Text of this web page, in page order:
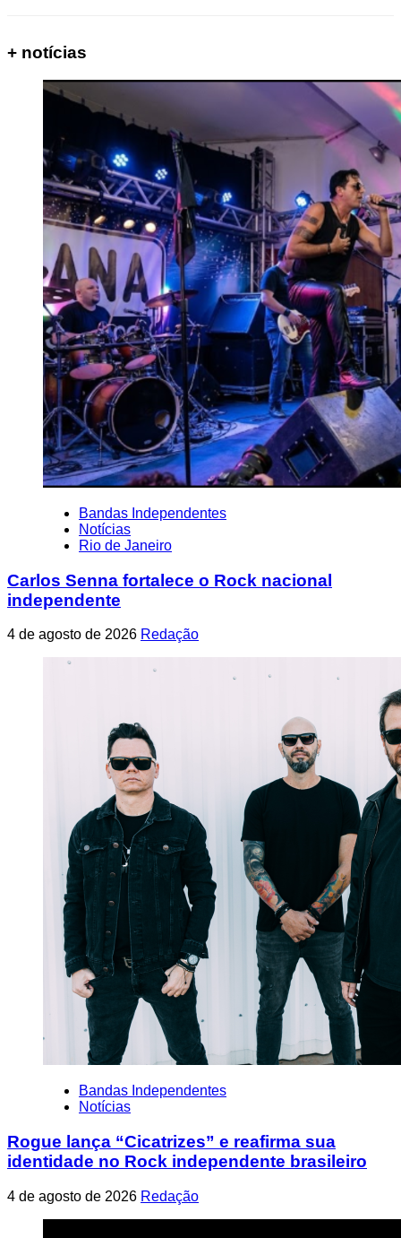
+ notícias
Bandas Independentes
Notícias
Rio de Janeiro
Carlos Senna fortalece o Rock nacional
independente
4 de agosto de 2026 Redação
Bandas Independentes
Notícias
Rogue lança “Cicatrizes” e reafirma sua
identidade no Rock independente brasileiro
4 de agosto de 2026 Redação